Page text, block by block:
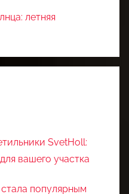
летняя
SvetHoll:
вашего участка
популярным